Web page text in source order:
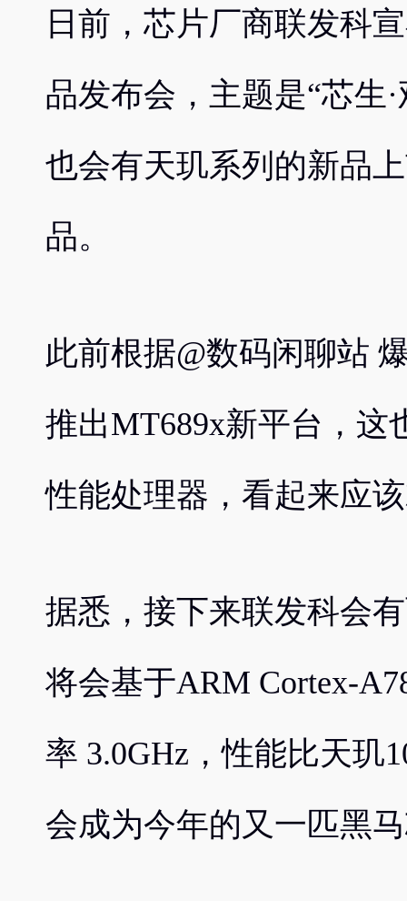
日前，芯片厂商联发科
品发布会，主题是“芯生
也会有天玑系列的新品
品。
此前根据@数码闲聊站
推出MT689x新平台，这
性能处理器，看起来应
据悉，接下来联发科会
将会基于ARM Cortex-
率 3.0GHz，性能比天玑
会成为今年的又一匹黑